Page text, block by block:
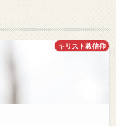
キリスト教信仰